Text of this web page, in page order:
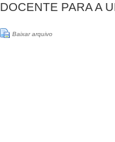
DOCENTE PARA A
Baixar arquivo